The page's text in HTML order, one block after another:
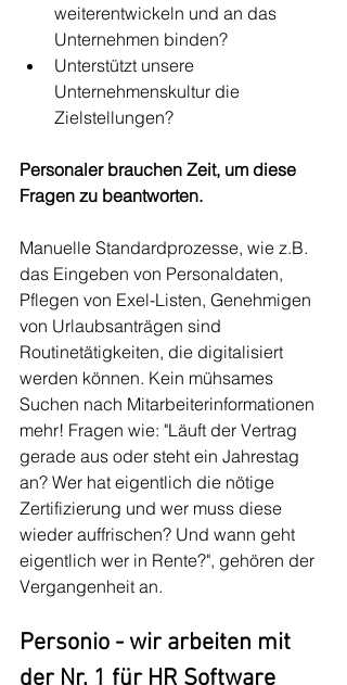
weiterentwickeln und an das
Unternehmen binden?
Unterstützt unsere
Unternehmenskultur die
Zielstellungen?
Personaler brauchen Zeit, um diese
Fragen zu beantworten.
Manuelle Standardprozesse, wie z.B.
das Eingeben von Personaldaten,
Pflegen von Exel-Listen, Genehmigen
von Urlaubsanträgen sind
Routinetätigkeiten, die digitalisiert
werden können. Kein mühsames
Suchen nach Mitarbeiterinformationen
mehr! Fragen wie: "Läuft der Vertrag
gerade aus oder steht ein Jahrestag
an? Wer hat eigentlich die nötige
Zertifizierung und wer muss diese
wieder auffrischen? Und wann geht
eigentlich wer in Rente?", gehören der
Vergangenheit an.
Personio - wir arbeiten mit
der Nr. 1 für HR Software